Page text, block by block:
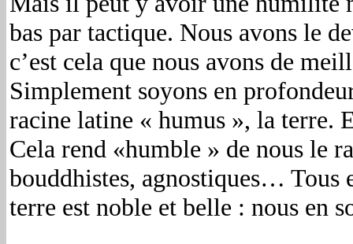
bas par tactique. Nous avons le
c’est cela que nous avons de
Simplement soyons en
racine latine « humus », la terre.
Cela rend «humble » de nous le
bouddhistes, agnostiques… Tous
terre est noble et belle : nous en